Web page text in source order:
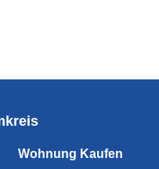
Wohnung Kaufen